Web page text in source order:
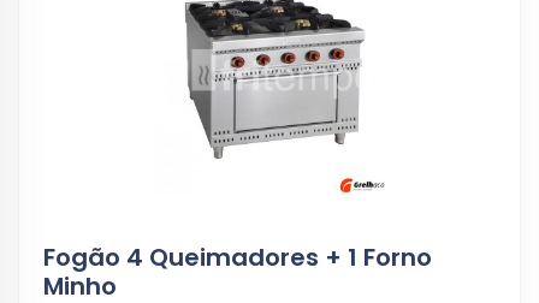
Fogão 4 Queimadores + 1 Forno
Minho